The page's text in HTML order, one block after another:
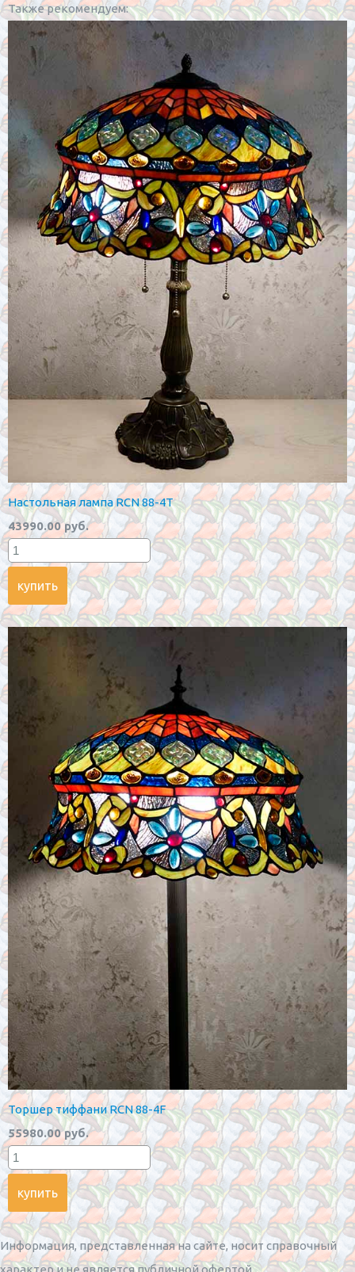
Также рекомендуем:
Настольная лампа RCN 88-4T
43990.00 руб.
Торшер тиффани RCN 88-4F
55980.00 руб.
Информация, представленная на сайте, носит справочный
характер и не является публичной офертой.